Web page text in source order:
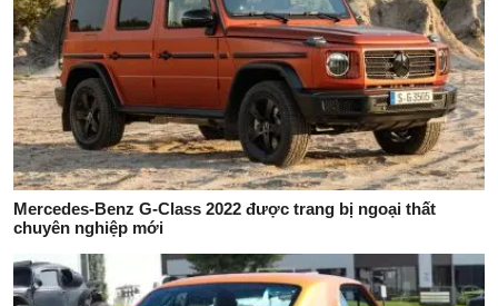
Mercedes-Benz G-Class 2022 được trang bị ngoại thất
chuyên nghiệp mới